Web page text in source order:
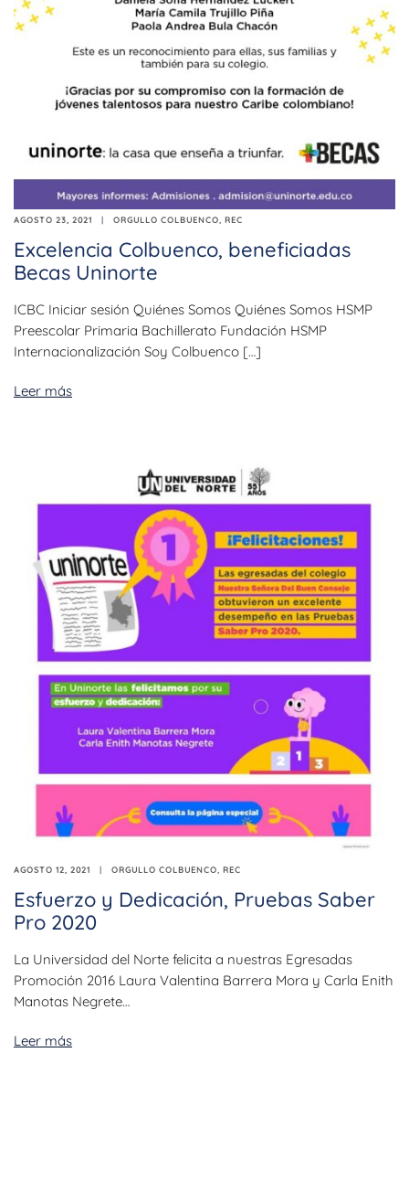
AGOSTO 23, 2021 ORGULLO COLBUENCO, REC
Excelencia Colbuenco, beneficiadas
Becas Uninorte
ICBC Iniciar sesión Quiénes Somos Quiénes Somos HSMP
Preescolar Primaria Bachillerato Fundación HSMP
Internacionalización Soy Colbuenco […]
Leer más
AGOSTO 12, 2021 ORGULLO COLBUENCO REC
Esfuerzo y Dedicación, Pruebas Saber
Pro 2020
La Universidad del Norte felicita a nuestras Egresadas
Promoción 2016 Laura Valentina Barrera Mora y Carla Enith
Manotas Negrete…
Leer más